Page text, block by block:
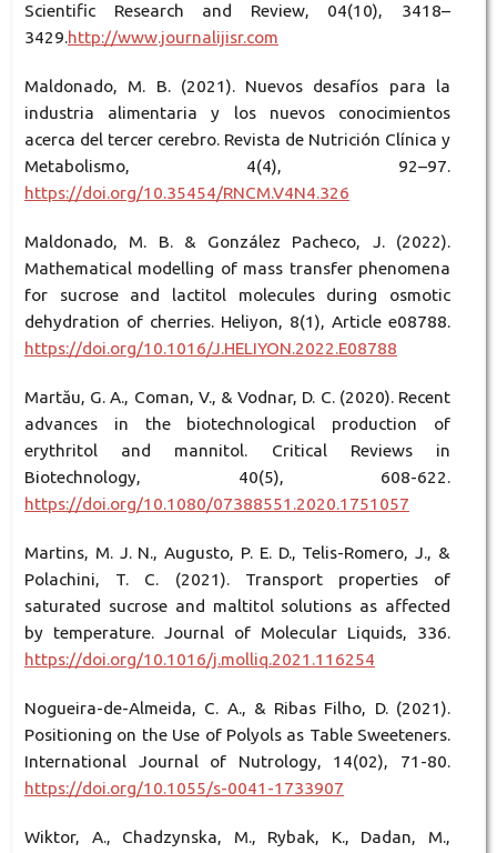
Scientific Research and Review, 04(10), 3418–
3429.http://www.journalijisr.com
Maldonado, M. B. (2021). Nuevos desafíos para la
industria alimentaria y los nuevos conocimientos
acerca del tercer cerebro. Revista de Nutrición Clínica y
Metabolismo, 4(4), 92–97.
https://doi.org/10.35454/RNCM.V4N4.326
Maldonado, M. B. & González Pacheco, J. (2022).
Mathematical modelling of mass transfer phenomena
for sucrose and lactitol molecules during osmotic
dehydration of cherries. Heliyon, 8(1), Article e08788.
https://doi.org/10.1016/J.HELIYON.2022.E08788
Martău, G. A., Coman, V., & Vodnar, D. C. (2020). Recent
advances in the biotechnological production of
erythritol and mannitol. Critical Reviews in
Biotechnology, 40(5), 608-622.
https://doi.org/10.1080/07388551.2020.1751057
Martins, M. J. N., Augusto, P. E. D., Telis-Romero, J., &
Polachini, T. C. (2021). Transport properties of
saturated sucrose and maltitol solutions as affected
by temperature. Journal of Molecular Liquids, 336.
https://doi.org/10.1016/j.molliq.2021.116254
Nogueira-de-Almeida, C. A., & Ribas Filho, D. (2021).
Positioning on the Use of Polyols as Table Sweeteners.
International Journal of Nutrology, 14(02), 71-80.
https://doi.org/10.1055/s-0041-1733907
Wiktor, A., Chadzynska, M., Rybak, K., Dadan, M.,